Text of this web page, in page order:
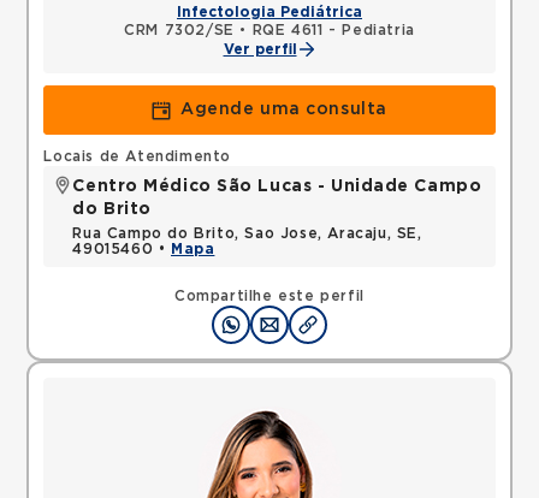
Infectologia Pediátrica
CRM 7302/SE •
RQE 4611 - Pediatria
Ver perfil
Agende uma consulta
Compartilhe este perfil
Locais de Atendimento
Centro Médico São Lucas - Unidade Campo
do Brito
Rua Campo do Brito, Sao Jose, Aracaju, SE,
49015460 •
Mapa